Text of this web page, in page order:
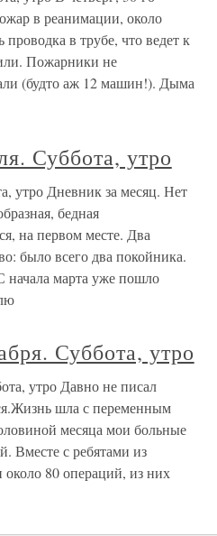
в реанимации, около
проводка в трубе, что ведет к
Пожарники не
(будто аж 12 машин!). Дыма
Суббота, утро
утро Дневник за месяц. Нет
бедная
на первом месте. Два
было всего два покойника.
начала марта уже пошло
Суббота, утро
утро Давно не писал
шла с переменным
месяца мои больные
Вместе с ребятами из
около 80 операций, из них